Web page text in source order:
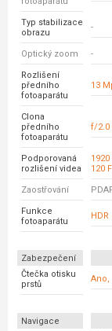
Typ stabilizace
obrazu
-
Optický zoom -
Rozlišení
předního
fotoaparátu
13
Clona
předního
fotoaparátu
f/2.0
Podporovaná
rozlišení videa
120
Zaostřování
Funkce
fotoaparátu
HDR
Zabezpečení
Čtečka otisku
prstů
Ano,
Navigace